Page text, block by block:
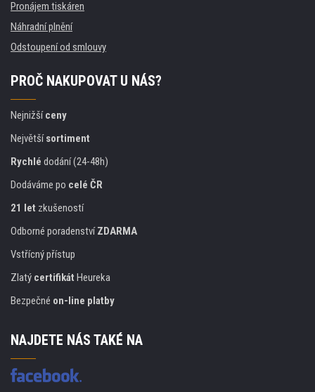
Pronájem tiskáren
Náhradní plnění
Odstoupení od smlouvy
PROČ NAKUPOVAT U NÁS?
Nejnižšíceny
Největšísortiment
Rychlé dodání (24-48h)
Dodáváme po celé ČR
21 let zkušeností
Odborné poradenstvíZDARMA
Vstřícný přístup
Zlatý certifikát Heureka
Bezpečné on-line platby
NAJDETE NÁS TAKÉ NA